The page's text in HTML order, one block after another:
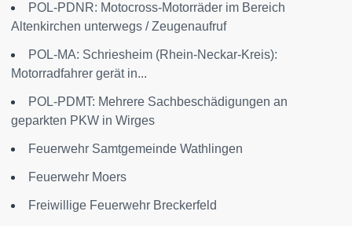
POL-PDNR: Motocross-Motorräder im Bereich
Altenkirchen unterwegs / Zeugenaufruf
POL-MA: Schriesheim (Rhein-Neckar-Kreis):
Motorradfahrer gerät in...
POL-PDMT: Mehrere Sachbeschädigungen an
geparkten PKW in Wirges
Feuerwehr Samtgemeinde Wathlingen
Feuerwehr Moers
Freiwillige Feuerwehr Breckerfeld